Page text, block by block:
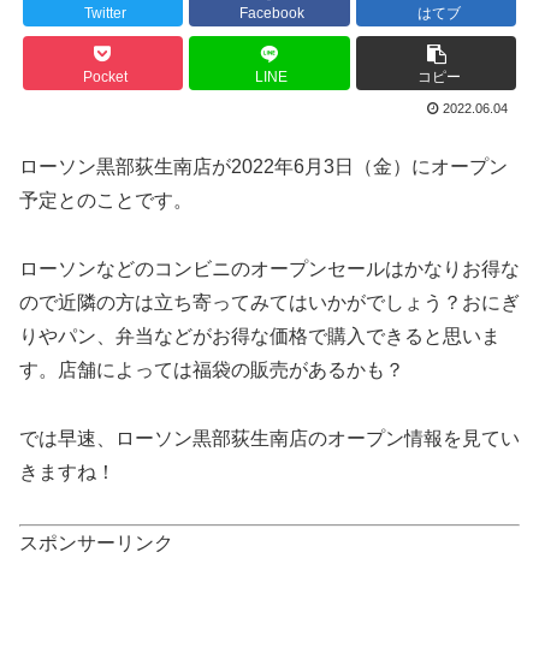
Twitter Facebook はてブ
Pocket LINE コピー
2022.06.04
ローソン黒部荻生南店が2022年6月3日（金）にオープン
予定とのことです。
ローソンなどのコンビニのオープンセールはかなりお得な
ので近隣の方は立ち寄ってみてはいかがでしょう？おにぎ
りやパン、弁当などがお得な価格で購入できると思いま
す。店舗によっては福袋の販売があるかも？
では早速、ローソン黒部荻生南店のオープン情報を見てい
きますね！
スポンサーリンク